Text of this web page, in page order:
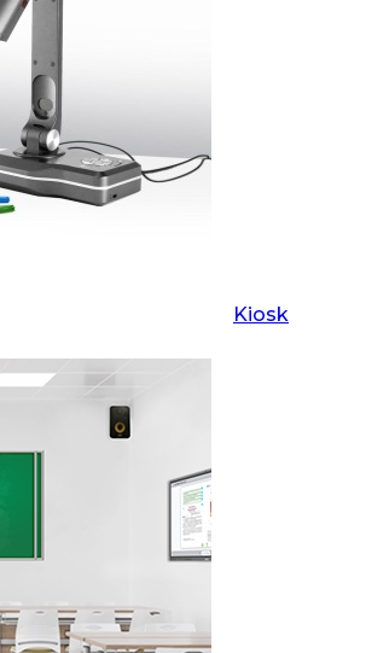
Kiosk